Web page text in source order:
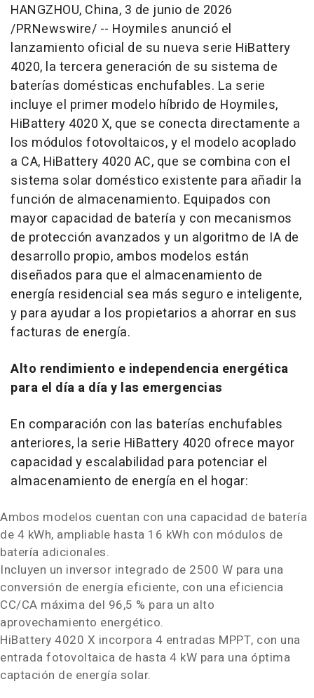
HANGZHOU, China, 3 de junio de 2026
/PRNewswire/ -- Hoymiles anunció el
lanzamiento oficial de su nueva serie HiBattery
4020, la tercera generación de su sistema de
baterías domésticas enchufables. La serie
incluye el primer modelo híbrido de Hoymiles,
HiBattery 4020 X, que se conecta directamente a
los módulos fotovoltaicos, y el modelo acoplado
a CA, HiBattery 4020 AC, que se combina con el
sistema solar doméstico existente para añadir la
función de almacenamiento. Equipados con
mayor capacidad de batería y con mecanismos
de protección avanzados y un algoritmo de IA de
desarrollo propio, ambos modelos están
diseñados para que el almacenamiento de
energía residencial sea más seguro e inteligente,
y para ayudar a los propietarios a ahorrar en sus
facturas de energía.
Alto rendimiento e independencia energética
para el día a día y las emergencias
En comparación con las baterías enchufables
anteriores, la serie HiBattery 4020 ofrece mayor
capacidad y escalabilidad para potenciar el
almacenamiento de energía en el hogar:
Ambos modelos cuentan con una capacidad de batería
de 4 kWh, ampliable hasta 16 kWh con módulos de
batería adicionales.
Incluyen un inversor integrado de 2500 W para una
conversión de energía eficiente, con una eficiencia
CC/CA máxima del 96,5 % para un alto
aprovechamiento energético.
HiBattery 4020 X incorpora 4 entradas MPPT, con una
entrada fotovoltaica de hasta 4 kW para una óptima
captación de energía solar.